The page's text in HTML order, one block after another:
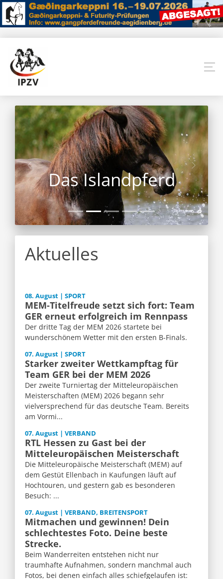
Das Islandpferd
Aktuelles
08. August | SPORT
MEM-Titelfreude setzt sich fort: Team
GER erneut erfolgreich im Rennpass
Der dritte Tag der MEM 2026 startete bei
wunderschönem Wetter mit den ersten B-Finals.
07. August | SPORT
Starker zweiter Wettkampftag für
Team GER bei der MEM 2026
Der zweite Turniertag der Mitteleuropäischen
Meisterschaften (MEM) 2026 begann sehr
vielversprechend für das deutsche Team. Bereits
am Vormi...
07. August | VERBAND
RTL Hessen zu Gast bei der
Mitteleuropäischen Meisterschaft
Die Mitteleuropäische Meisterschaft (MEM) auf
dem Gestüt Ellenbach in Kaufungen läuft auf
Hochtouren, und gestern gab es besonderen
Besuch: ...
07. August | VERBAND, BREITENSPORT
Mitmachen und gewinnen! Dein
schlechtestes Foto. Deine beste
Strecke.
Beim Wanderreiten entstehen nicht nur
traumhafte Aufnahmen, sondern manchmal auch
Fotos, bei denen einfach alles schiefgelaufen ist: